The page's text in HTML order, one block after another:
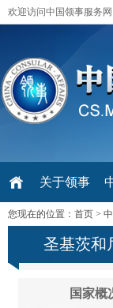
欢迎访问中国领事服务网
关于领事
您现在的位置： 首页 >
圣基茨和
国家概